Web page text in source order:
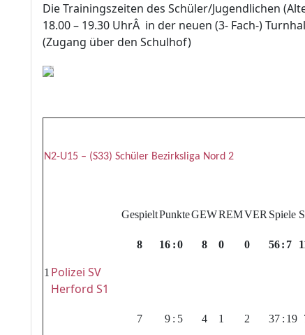
Die Trainingszeiten des Schüler/Jugendlichen
18.00 – 19.30 UhrÂ in der neuen (3- Fach-)
(Zugang über den Schulhof)
N2-U15 – (S33) Schüler Bezirksliga Nord 2
GespieltPunkteGEWREMVER Spiele
1 Polizei SV
Herford S1
8 16 :0 8 0 0 56: 7
7 9 : 5 4 1 2 37 : 19